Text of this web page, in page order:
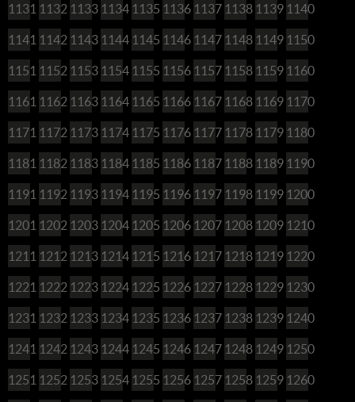
1131 1132 1133 1134 1135 1136 1137 1138 1139 1140
1141 1142 1143 1144 1145 1146 1147 1148 1149 1150
1151 1152 1153 1154 1155 1156 1157 1158 1159 1160
1161 1162 1163 1164 1165 1166 1167 1168 1169 1170
1171 1172 1173 1174 1175 1176 1177 1178 1179 1180
1181 1182 1183 1184 1185 1186 1187 1188 1189 1190
1191 1192 1193 1194 1195 1196 1197 1198 1199 1200
1201 1202 1203 1204 1205 1206 1207 1208 1209 1210
1211 1212 1213 1214 1215 1216 1217 1218 1219 1220
1221 1222 1223 1224 1225 1226 1227 1228 1229 1230
1231 1232 1233 1234 1235 1236 1237 1238 1239 1240
1241 1242 1243 1244 1245 1246 1247 1248 1249 1250
1251 1252 1253 1254 1255 1256 1257 1258 1259 1260